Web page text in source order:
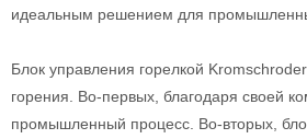
идеальным решением для
Блок управления горелкой
горения. Во-первых, благодаря своей
промышленный процесс. Во-вторых,